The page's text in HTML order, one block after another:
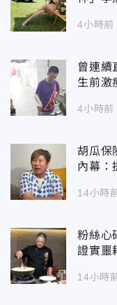
4小時前
曾連
生前激
4小時前
胡瓜保
內幕：
14小時
粉絲心
證實噩
14小時